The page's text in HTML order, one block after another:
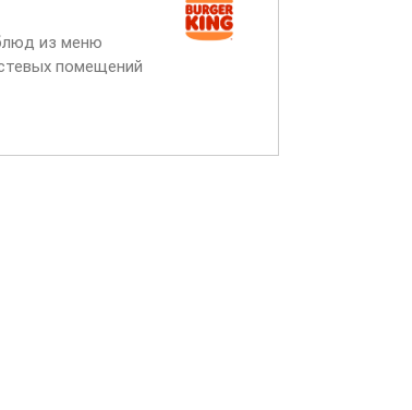
из меню
помещений